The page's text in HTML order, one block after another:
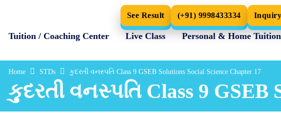
See Result (+91) 9998433334
Tuition / Coaching Center Live Class Personal & Home Tuition
Home STDs કુદરતી વનસ્પતિ Class 9 GSEB Solutions Social Science Chapter 17
કુદરતી વનસ્પતિ Class 9 GSEB